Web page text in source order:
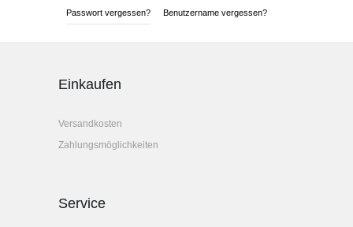
Passwort vergessen? Benutzername vergessen?
Einkaufen
Versandkosten
Zahlungsmöglichkeiten
Service